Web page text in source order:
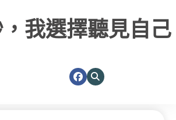
我選擇聽見自己